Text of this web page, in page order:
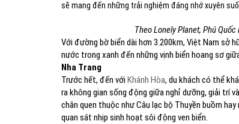
sẽ mang đến những trải nghiệm đáng nhớ xuyên
Theo Lonely Planet, Phú
Với đường bờ biển dài hơn 3.200km, Việt Nam sở
nước trong xanh đến những vịnh biển hoang sơ
Nha Trang
Trước hết, đến với Khánh Hòa, du khách có thể
ra không gian sống động giữa nghỉ dưỡng, giải trí
chân quen thuộc như Câu lạc bộ Thuyền buồm
quan sát nhịp sinh hoạt sôi động ven biển.